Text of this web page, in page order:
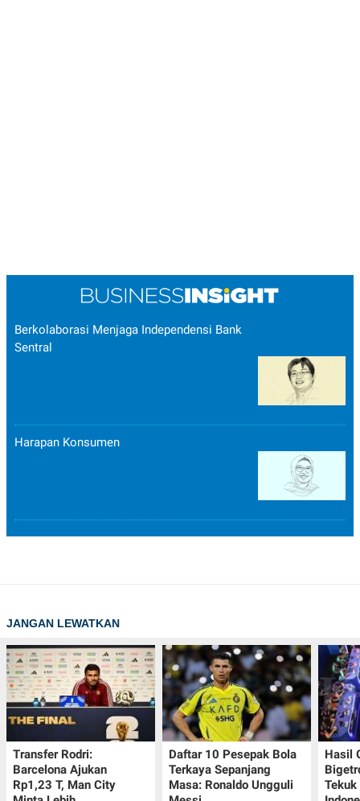
Berkolaborasi Menjaga Independensi Bank
Sentral
Harapan Konsumen
JANGAN LEWATKAN
Transfer Rodri:
Barcelona Ajukan
Rp1,23 T, Man City
Daftar 10 Pesepak Bola
Terkaya Sepanjang
Masa: Ronaldo Ungguli
Hasil